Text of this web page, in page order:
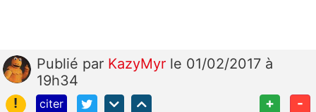
Publié par KazyMyr le 01/02/2017 à
19h34
!
citer + -